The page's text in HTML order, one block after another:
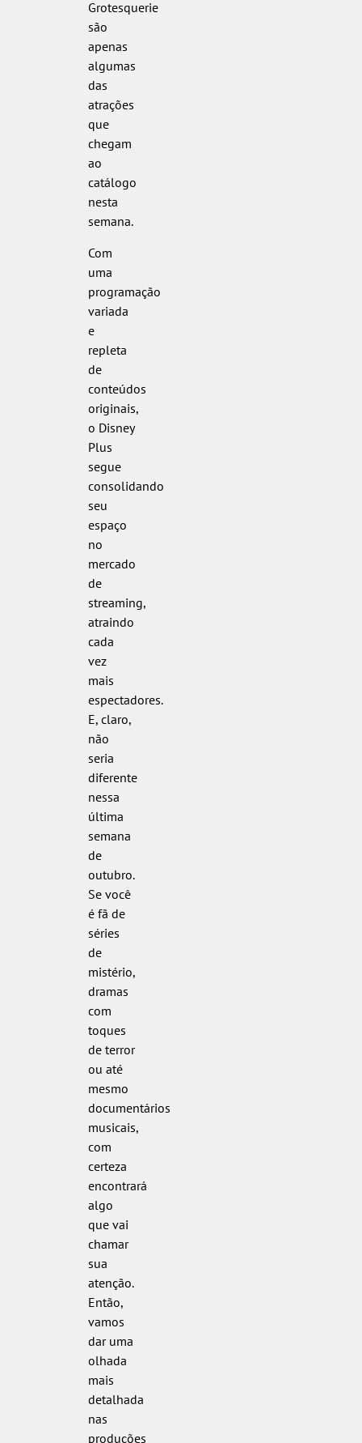
Grotesquerie
são
apenas
algumas
das
atrações
que
chegam
ao
catálogo
nesta
semana.
Com
uma
programação
variada
e
repleta
de
conteúdos
originais,
o Disney
Plus
segue
consolidando
seu
espaço
no
mercado
de
streaming,
atraindo
cada
vez
mais
espectadores.
E, claro,
não
seria
diferente
nessa
última
semana
de
outubro.
Se você
é fã de
séries
de
mistério,
dramas
com
toques
de terror
ou até
mesmo
documentários
musicais,
com
certeza
encontrará
algo
que vai
chamar
sua
atenção.
Então,
vamos
dar uma
olhada
mais
detalhada
nas
produções